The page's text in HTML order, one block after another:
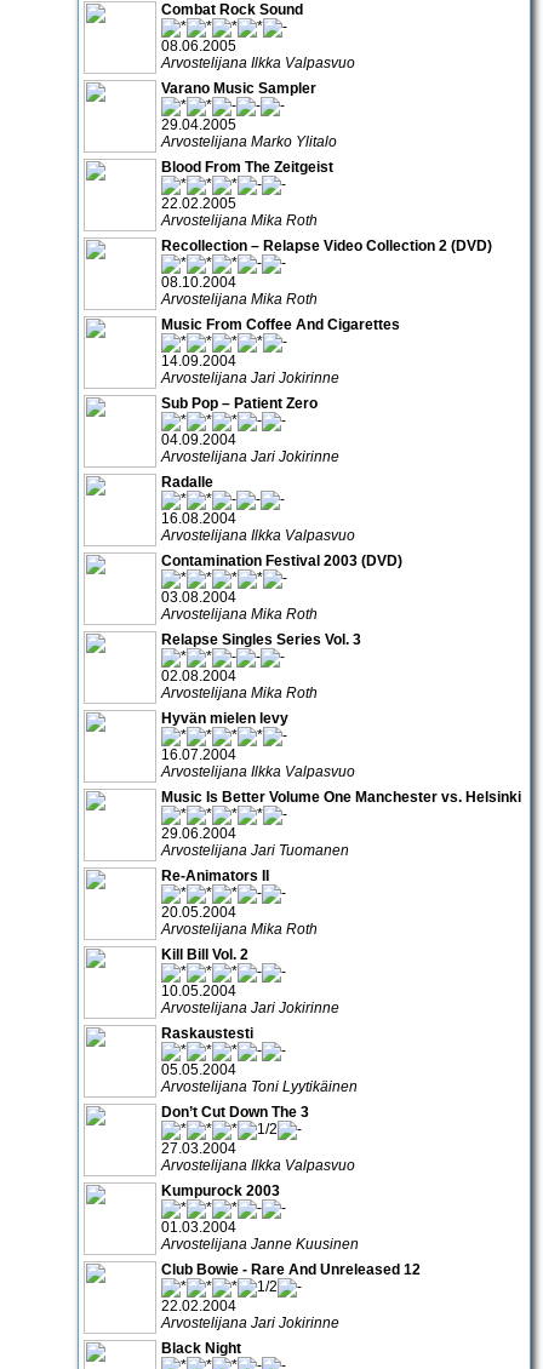
Combat Rock Sound
08.06.2005
Arvostelijana Ilkka Valpasvuo
Varano Music Sampler
29.04.2005
Arvostelijana Marko Ylitalo
Blood From The Zeitgeist
22.02.2005
Arvostelijana Mika Roth
Recollection – Relapse Video Collection 2 (DVD)
08.10.2004
Arvostelijana Mika Roth
Music From Coffee And Cigarettes
14.09.2004
Arvostelijana Jari Jokirinne
Sub Pop – Patient Zero
04.09.2004
Arvostelijana Jari Jokirinne
Radalle
16.08.2004
Arvostelijana Ilkka Valpasvuo
Contamination Festival 2003 (DVD)
03.08.2004
Arvostelijana Mika Roth
Relapse Singles Series Vol. 3
02.08.2004
Arvostelijana Mika Roth
Hyvän mielen levy
16.07.2004
Arvostelijana Ilkka Valpasvuo
Music Is Better Volume One Manchester vs. Helsinki
29.06.2004
Arvostelijana Jari Tuomanen
Re-Animators II
20.05.2004
Arvostelijana Mika Roth
Kill Bill Vol. 2
10.05.2004
Arvostelijana Jari Jokirinne
Raskaustesti
05.05.2004
Arvostelijana Toni Lyytikäinen
Don’t Cut Down The 3
27.03.2004
Arvostelijana Ilkka Valpasvuo
Kumpurock 2003
01.03.2004
Arvostelijana Janne Kuusinen
Club Bowie - Rare And Unreleased 12
22.02.2004
Arvostelijana Jari Jokirinne
Black Night